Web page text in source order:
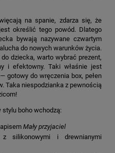
na spanie, zdarza się, że
określić tego powód. Dlatego
bywają nazywane czwartym
do nowych warunków życia.
dziecka, warto wybrać prezent,
i efektowny. Taki właśnie jest
— gotowy do wręczenia box, pełen
Taka niespodzianka z pewnością
stylu boho wchodzą:
Mały przyjaciel
silikonowymi i drewnianymi